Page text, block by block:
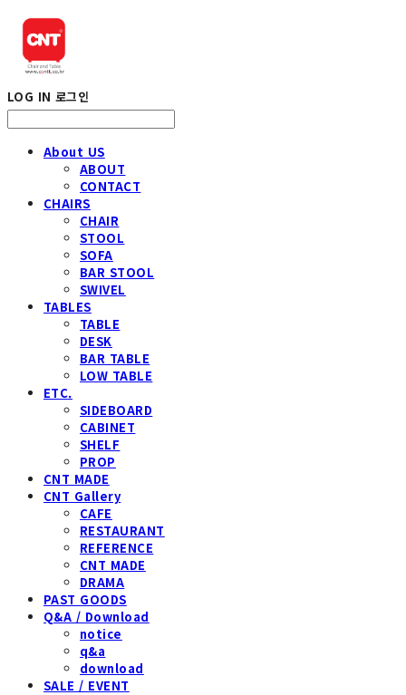
LOG IN 로그인
About US
ABOUT
CONTACT
CHAIRS
CHAIR
STOOL
SOFA
BAR STOOL
SWIVEL
TABLES
TABLE
DESK
BAR TABLE
LOW TABLE
ETC.
SIDEBOARD
CABINET
SHELF
PROP
CNT MADE
CNT Gallery
CAFE
RESTAURANT
REFERENCE
CNT MADE
DRAMA
PAST GOODS
Q&A / Download
notice
q&a
download
SALE / EVENT